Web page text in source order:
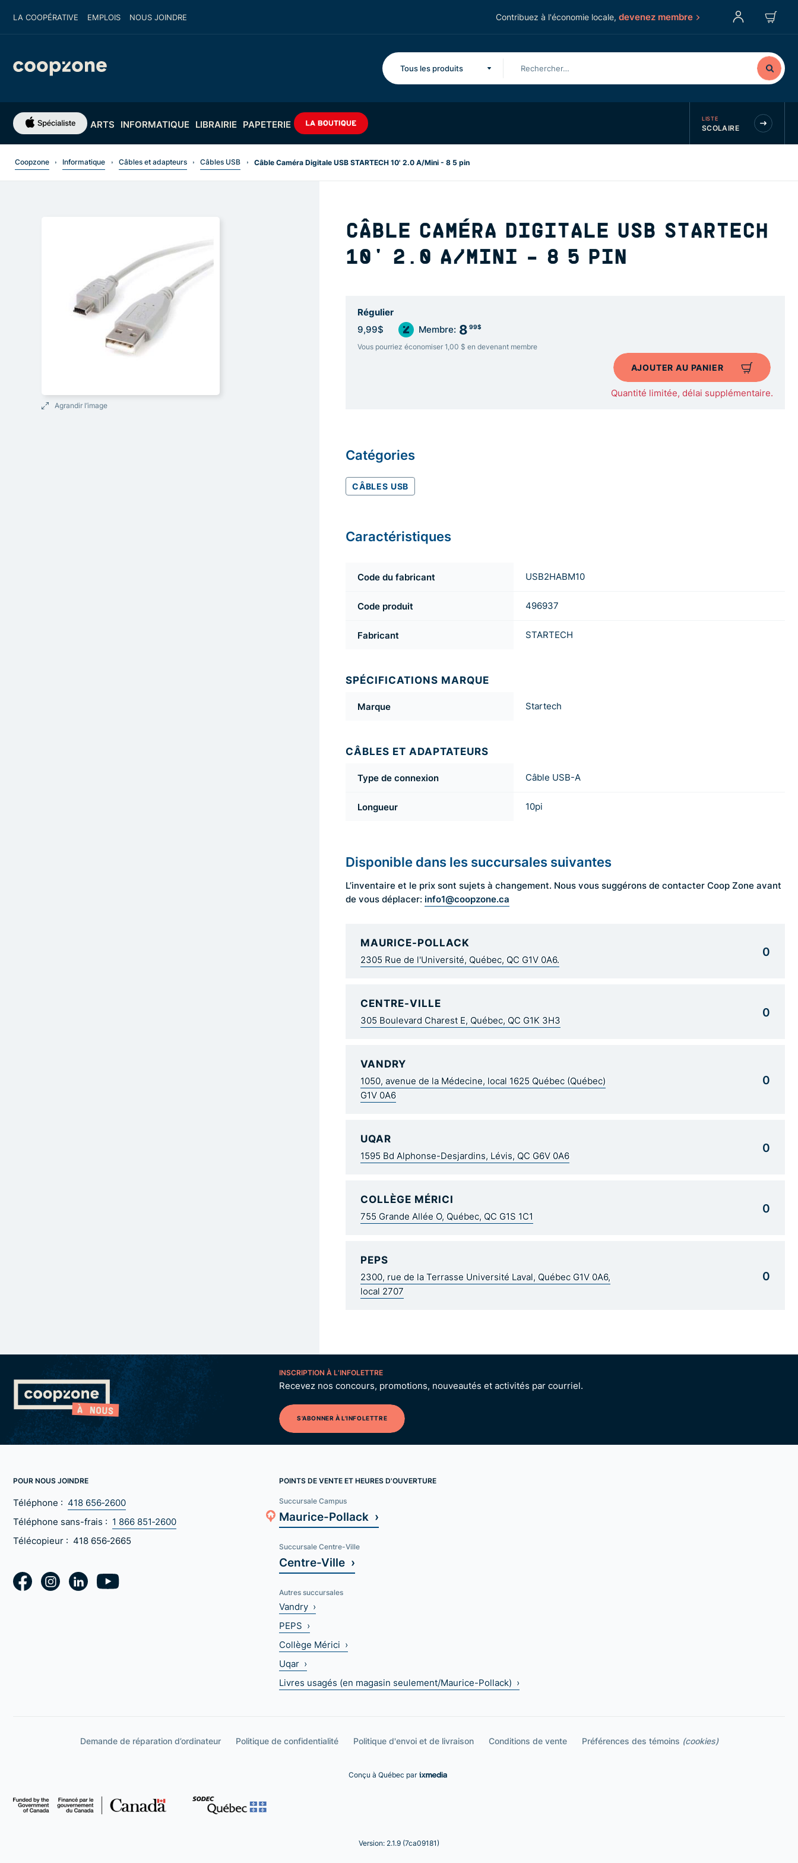
LA COOPÉRATIVE EMPLOIS NOUS JOINDRE Contribuez à l'économie locale, devenez membre
Tous les produits
ARTS INFORMATIQUE LIBRAIRIE PAPETERIE LISTE
SCOLAIRE
Coopzone Informatique Câbles et adapteurs Câbles USB Câble Caméra Digitale USB STARTECH 10' 2.0 A/Mini - 8 5 pin
Agrandir l’image
CÂBLE CAMÉRA DIGITALE USB STARTECH
10' 2.0 A/MINI - 8 5 PIN
Régulier
9,99$ Membre: 8 99$
Vous pourriez économiser 1,00 $ en devenant membre
AJOUTER AU PANIER
Quantité limitée, délai supplémentaire.
Catégories
CÂBLES USB
Caractéristiques
Code du fabricant USB2HABM10
Code produit 496937
Fabricant STARTECH
SPÉCIFICATIONS MARQUE
Marque Startech
CÂBLES ET ADAPTATEURS
Type de connexion Câble USB-A
Longueur 10pi
Disponible dans les succursales suivantes
L’inventaire et le prix sont sujets à changement. Nous vous suggérons de contacter Coop Zone avant
de vous déplacer: info1@coopzone.ca
MAURICE-POLLACK
2305 Rue de l'Université, Québec, QC G1V 0A6.
0
CENTRE-VILLE
305 Boulevard Charest E, Québec, QC G1K 3H3
0
VANDRY
1050, avenue de la Médecine, local 1625 Québec (Québec)
G1V 0A6
0
UQAR
1595 Bd Alphonse-Desjardins, Lévis, QC G6V 0A6
0
COLLÈGE MÉRICI
755 Grande Allée O, Québec, QC G1S 1C1
0
PEPS
2300, rue de la Terrasse Université Laval, Québec G1V 0A6,
local 2707
0
INSCRIPTION À L’INFOLETTRE
Recevez nos concours, promotions, nouveautés et activités par courriel.
S'ABONNER À L'INFOLETTRE
POUR NOUS JOINDRE
Téléphone : 418 656‑2600
Téléphone sans-frais : 1 866 851‑2600
Télécopieur : 418 656‑2665
POINTS DE VENTE ET HEURES D'OUVERTURE
Succursale Campus
Maurice-Pollack ›
Succursale Centre-Ville
Centre-Ville ›
Autres succursales
Vandry ›
PEPS ›
Collège Mérici ›
Uqar ›
Livres usagés (en magasin seulement/Maurice-Pollack) ›
Demande de réparation d’ordinateur Politique de confidentialité Politique d'envoi et de livraison Conditions de vente Préférences des témoins (cookies)
Conçu à Québec par
Version: 2.1.9 (7ca09181)